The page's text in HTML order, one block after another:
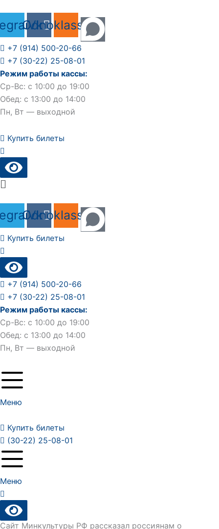
содержимому
Vk
Odnoklassniki
+7 (914) 500-20-66
+7 (30-22) 25-08-01
Режим работы кассы:
Ср-Вс: с 10:00 до 19:00
Обед: с 13:00 до 14:00
Пн, Вт — выходной
Купить билеты
Main
Vk
Odnoklassniki
Купить билеты
+7 (914) 500-20-66
+7 (30-22) 25-08-01
Режим работы кассы:
Ср-Вс: с 10:00 до 19:00
Обед: с 13:00 до 14:00
Пн, Вт — выходной
Меню
Купить билеты
(30-22) 25-08-01
Меню
Сайт Минкультуры РФ рассказал россиянам о